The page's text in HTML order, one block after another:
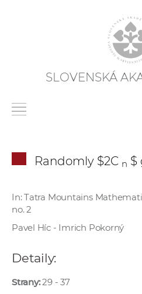
SLOVENSKÁ
Randomly $2C n $
In: Tatra Mountains
no. 2
Pavel Híc - Imrich Pokorný
Detaily:
Strany:29 - 37